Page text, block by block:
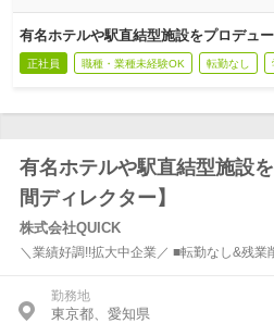
有名ホテルや駅直結型施設をプロデュ
正社員 職種・業種未経験OK 転勤なし
有名ホテルや駅直結型施設
間ディレクター】
株式会社QUICK
＼業績好調!!拡大中企業／ ■転勤なし&残業
勤務地
東京都、愛知県